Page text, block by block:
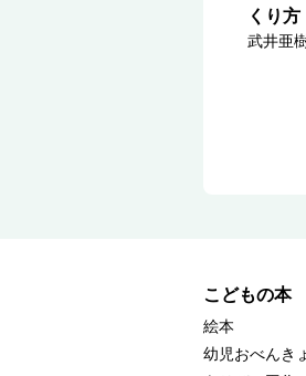
くり方
武井亜
こどもの本
絵本
幼児おべんき